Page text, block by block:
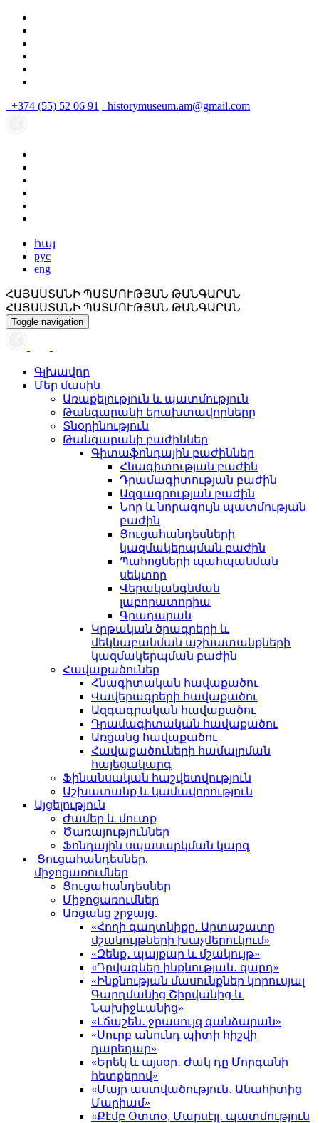
+374 (55) 52 06 91 historymuseum.am@gmail.com
հայ
рус
eng
ՀԱՅԱՍՏԱՆԻ ՊԱՏՄՈՒԹՅԱՆ ԹԱՆԳԱՐԱՆ
ՀԱՅԱՍՏԱՆԻ ՊԱՏՄՈՒԹՅԱՆ ԹԱՆԳԱՐԱՆ
Toggle navigation
Գլխավոր
Մեր մասին
Առաքելություն և պատմություն
Թանգարանի երախտավորները
Տնօրինություն
Թանգարանի բաժիններ
Գիտաֆոնդային բաժիններ
Հնագիտության բաժին
Դրամագիտության բաժին
Ազգագրության բաժին
Նոր և նորագույն պատմության
բաժին
Ցուցահանդեսների
կազմակերպման բաժին
Պահոցների պահպանման
սեկտոր
Վերականգնման
լաբորատորիա
Գրադարան
Կրթական ծրագրերի և
մեկնաբանման աշխատանքների
կազմակերպման բաժին
Հավաքածուներ
Հնագիտական հավաքածու
Վավերագրերի հավաքածու
Ազգագրական հավաքածու
Դրամագիտական հավաքածու
Առցանց հավաքածու
Հավաքածուների համալրման
հայեցակարգ
Ֆինանսական հաշվետվություն
Աշխատանք և կամավորություն
Այցելություն
Ժամեր և մուտք
Ծառայություններ
Ֆոնդային սպասարկման կարգ
Ցուցահանդեսներ,
միջոցառումներ
Ցուցահանդեսներ
Միջոցառումներ
Առցանց շրջայց.
«Հողի գաղտնիքը. Արտաշատը
մշակույթների խաչմերուկում»
«Զենք․ պայքար և մշակույթ»
«Դրվագներ ինքնության․ զարդ»
«Ինքնության մասունքներ կորուսյալ
Գարդմանից Շիրվանից և
Նախիջևանից»
«Լճաշեն․ ջրասույզ գանձարան»
«Սուրբ անունդ պիտի հիշվի
դարեդար»
«Երեկ և այսօր․ Ժակ դը Մորգանի
հետքերով»
«Մայր աստվածություն․ Անահիտից
Մարիամ»
«Քէմբ Օտտօ, Մարսէյլ․ պատմություն